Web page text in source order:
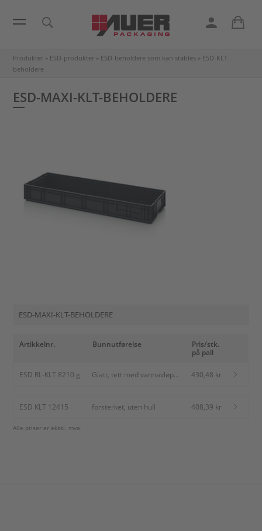
Produkter » ESD-produkter » ESD-beholdere som kan stables » ESD-KLT-
beholdere
ESD-MAXI-KLT-BEHOLDERE
ESD-MAXI-KLT-BEHOLDERE
Artikkelnr. Bunnutførelse
Pris/stk.
på pall
ESD RL-KLT 8210 g
Glatt, tett med
430,48 kr
ESD KLT 12415 forsterket, uten hull 408,39 kr
Alle priser er ekskl. mva.